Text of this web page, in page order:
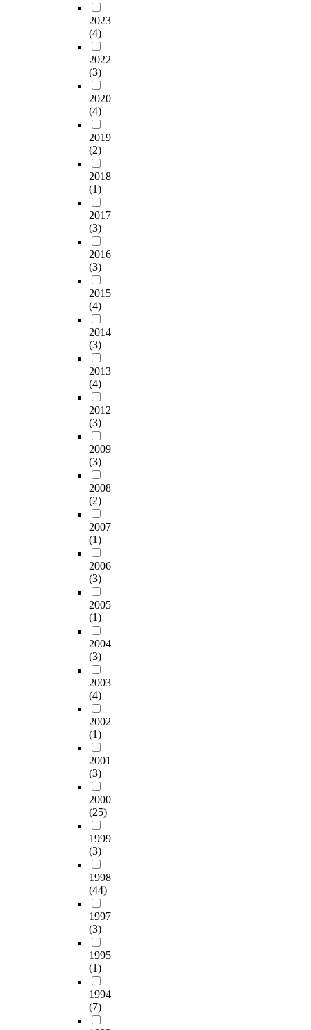
2023
(4)
2022
(3)
2020
(4)
2019
(2)
2018
(1)
2017
(3)
2016
(3)
2015
(4)
2014
(3)
2013
(4)
2012
(3)
2009
(3)
2008
(2)
2007
(1)
2006
(3)
2005
(1)
2004
(3)
2003
(4)
2002
(1)
2001
(3)
2000
(25)
1999
(3)
1998
(44)
1997
(3)
1995
(1)
1994
(7)